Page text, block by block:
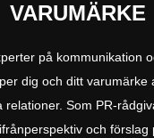
VARUMÄRKE
på kommunikation
dig och ditt varumärke
relationer. Som PR-
och förslag